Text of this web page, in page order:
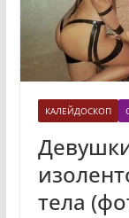
КАЛЕЙДОСКОП
тела